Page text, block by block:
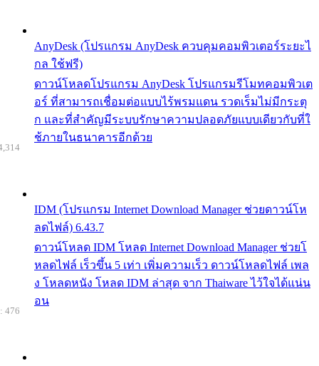
AnyDesk (โปรแกรม AnyDesk ควบคุมคอมพิวเตอร์ระยะไ
กล ใช้ฟรี)
ดาวน์โหลดโปรแกรม AnyDesk โปรแกรมรีโมทคอมพิวเต
อร์ ที่สามารถเชื่อมต่อแบบไร้พรมแดน รวดเร็มไม่มีกระตุ
ก และที่สำคัญมีระบบรักษาความปลอดภัยแบบเดียวกับที่ใ
ช้ภายในธนาคารอีกด้วย
IDM (โปรแกรม Internet Download Manager ช่วยดาวน์โห
ลดไฟล์) 6.43.7
ดาวน์โหลด IDM โหลด Internet Download Manager ช่วยโ
หลดไฟล์ เร็วขึ้น 5 เท่า เพิ่มความเร็ว ดาวน์โหลดไฟล์ เพล
ง โหลดหนัง โหลด IDM ล่าสุด จาก Thaiware ไว้ใจได้แน่น
อน
476